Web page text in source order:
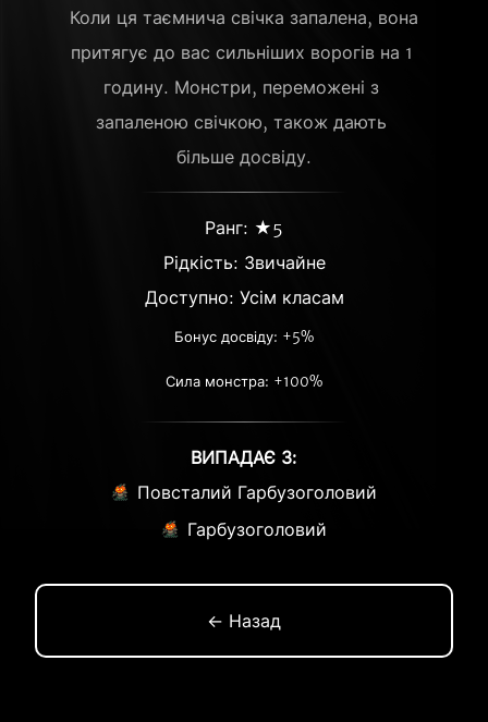
Коли ця таємнича свічка запалена, вона
притягує до вас сильніших ворогів на 1
годину. Монстри, переможені з
запаленою свічкою, також дають
більше досвіду.
Ранг: ★5
Рідкість: Звичайне
Доступно: Усім класам
Бонус досвіду: +5%
Сила монстра: +100%
ВИПАДАЄ З:
Повсталий Гарбузоголовий
Гарбузоголовий
← Назад